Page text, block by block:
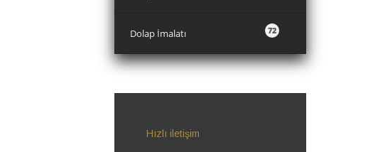
72
Dolap İmalatı
Hızlı iletişim